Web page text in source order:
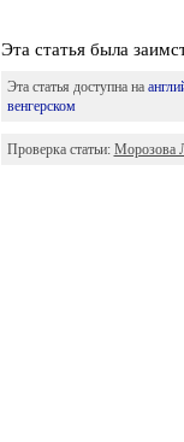
Эта статья была
Эта статья доступна на
венгерском
Проверка статьи: Морозова